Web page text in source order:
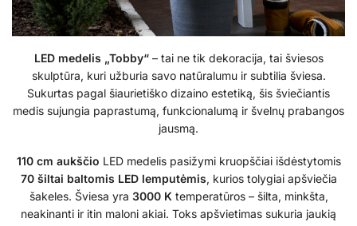
LED medelis „Tobby“– tai ne tik dekoracija, tai šviesos
skulptūra, kuri užburia savo natūralumu ir subtilia šviesa.
Sukurtas pagal šiaurietiško dizaino estetiką, šis šviečiantis
medis sujungia paprastumą, funkcionalumą ir švelnų prabangos
jausmą.
110 cm aukščio LED medelis pasižymi kruopščiai išdėstytomis
70 šiltai baltomis LED lemputėmis, kurios tolygiai apšviečia
šakeles. Šviesa yra 3000 K temperatūros – šilta, minkšta,
neakinanti ir itin maloni akiai. Toks apšvietimas sukuria jaukią